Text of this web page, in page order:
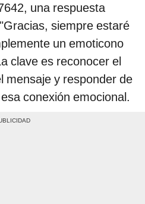
una respuesta
siempre estaré
un emoticono
clave es reconocer el
mensaje y responder de
conexión emocional.